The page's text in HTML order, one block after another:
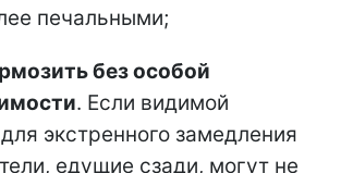
печальными;
безособой
. Если видимой
экстренного замедления
едущие сзади, могут не